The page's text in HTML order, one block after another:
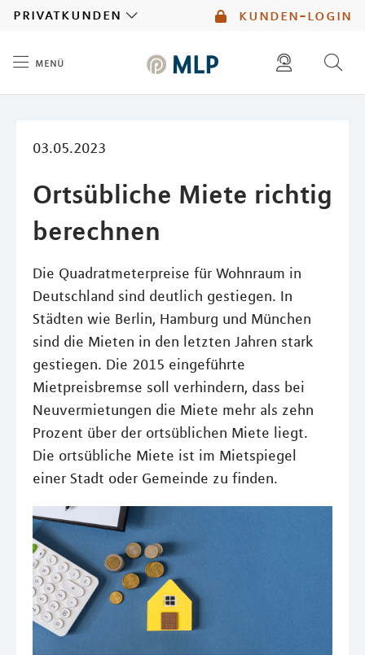
kunden-login
privatkunden
menü
03.05.2023
Ortsübliche Miete richtig
berechnen
Die Quadratmeterpreise für Wohnraum in
Deutschland sind deutlich gestiegen. In
Städten wie Berlin, Hamburg und München
sind die Mieten in den letzten Jahren stark
gestiegen. Die 2015 eingeführte
Mietpreisbremse soll verhindern, dass bei
Neuvermietungen die Miete mehr als zehn
Prozent über der ortsüblichen Miete liegt.
Die ortsübliche Miete ist im Mietspiegel
einer Stadt oder Gemeinde zu finden.